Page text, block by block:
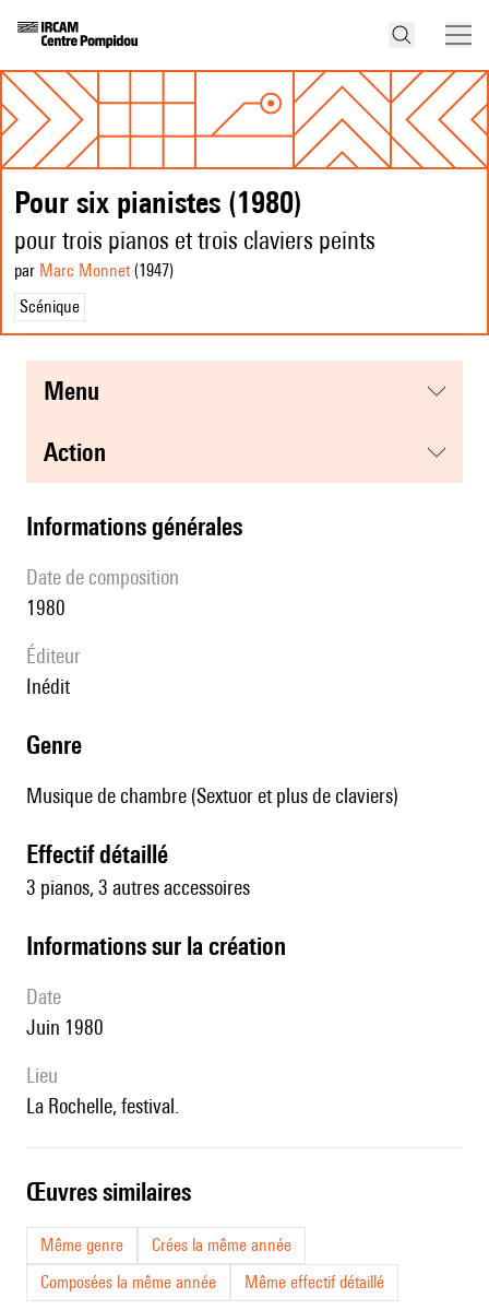
Pour six pianistes (1980)
pour trois pianos et trois claviers peints
par Marc Monnet(1947)
Scénique
menu
action
informations générales
date de composition
1980
éditeur
Inédit
genre
Musique de chambre (Sextuor et plus de claviers)
effectif détaillé
3 pianos, 3 autres accessoires
informations sur la création
date
Juin 1980
lieu
La Rochelle, festival.
œuvres similaires
Même genre
Crées la même année
Composées la même année
Même effectif détaillé